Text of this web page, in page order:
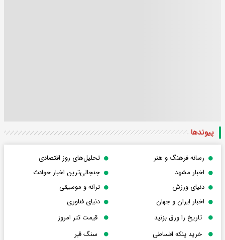
پیوندها
رسانه فرهنگ و هنر
تحلیل‌های روز اقتصادی
اخبار مشهد
جنجالی‌ترین اخبار حوادث
دنیای ورزش
ترانه و موسیقی
اخبار ایران و جهان
دنیای فناوری
تاریخ را ورق بزنید
قیمت تتر امروز
خرید پنکه اقساطی
سنگ قبر